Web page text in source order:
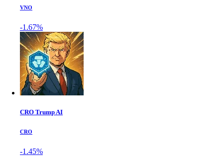
VNO
-1.67%
CRO Trump AI
CRO
-1.45%